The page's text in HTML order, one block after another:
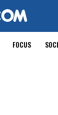
FOCUS